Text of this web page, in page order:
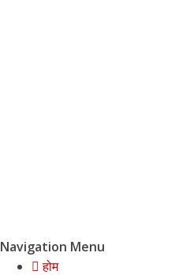
Navigation Menu
होम